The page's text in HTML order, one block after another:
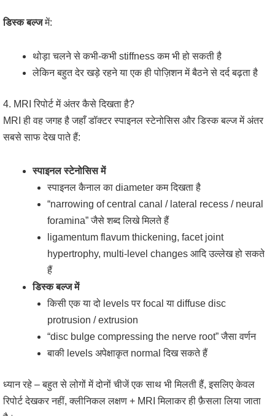
डिस्क बल्जमें:
थोड़ा चलने से कभी-कभी stiffness कम भी हो सकती है
लेकिन बहुत देर खड़े रहने या एक ही पोज़िशन में बैठने से दर्द बढ़ता है
4. MRI रिपोर्ट में अंतर कैसे दिखता है?
MRI ही वह जगह है जहाँ डॉक्टर स्पाइनल स्टेनोसिस और डिस्क बल्ज में अंतर
सबसे साफ देख पाते हैं:
स्पाइनल स्टेनोसिस में
स्पाइनल कैनाल का diameter कम दिखता है
“narrowing of central canal / lateral recess / neural
foramina” जैसे शब्द लिखे मिलते हैं
ligamentum flavum thickening, facet joint
hypertrophy, multi-level changes आदि उल्लेख हो सकते
हैं
डिस्क बल्ज में
किसी एक या दो levels पर focal या diffuse disc
protrusion / extrusion
“disc bulge compressing the nerve root” जैसा वर्णन
बाकी levels अपेक्षाकृत normal दिख सकते हैं
ध्यान रहे – बहुत से लोगों में दोनों चीजें एक साथ भी मिलती हैं, इसलिए केवल
रिपोर्ट देखकर नहीं, क्लीनिकल लक्षण + MRI मिलाकर ही फ़ैसला लिया जाता